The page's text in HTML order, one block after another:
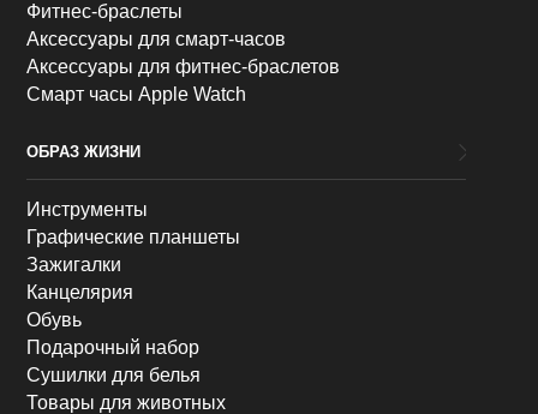
Фитнес-браслеты
Аксессуары для смарт-часов
Аксессуары для фитнес-браслетов
Смарт часы Apple Watch
ОБРАЗ ЖИЗНИ
Инструменты
Графические планшеты
Зажигалки
Канцелярия
Обувь
Подарочный набор
Сушилки для белья
Товары для животных